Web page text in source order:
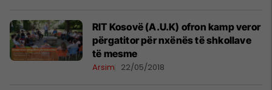
RIT Kosovë (A.U.K) ofron kamp veror
përgatitor për nxënës të shkollave
të mesme
Arsim 22/05/2018